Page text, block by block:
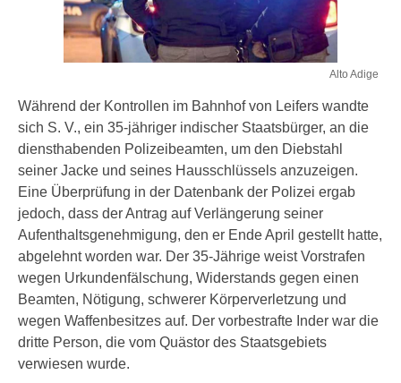
Alto Adige
Während der Kontrollen im Bahnhof von Leifers wandte
sich S. V., ein 35-jähriger indischer Staatsbürger, an die
diensthabenden Polizeibeamten, um den Diebstahl
seiner Jacke und seines Hausschlüssels anzuzeigen.
Eine Überprüfung in der Datenbank der Polizei ergab
jedoch, dass der Antrag auf Verlängerung seiner
Aufenthaltsgenehmigung, den er Ende April gestellt hatte,
abgelehnt worden war. Der 35-Jährige weist Vorstrafen
wegen Urkundenfälschung, Widerstands gegen einen
Beamten, Nötigung, schwerer Körperverletzung und
wegen Waffenbesitzes auf. Der vorbestrafte Inder war die
dritte Person, die vom Quästor des Staatsgebiets
verwiesen wurde.